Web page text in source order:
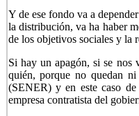
Y de ese fondo va a
la distribución, va ha haber
de los objetivos sociales y la
Si hay un apagón, si se nos
quién, porque no quedan
(SENER) y en este caso
empresa contratista del